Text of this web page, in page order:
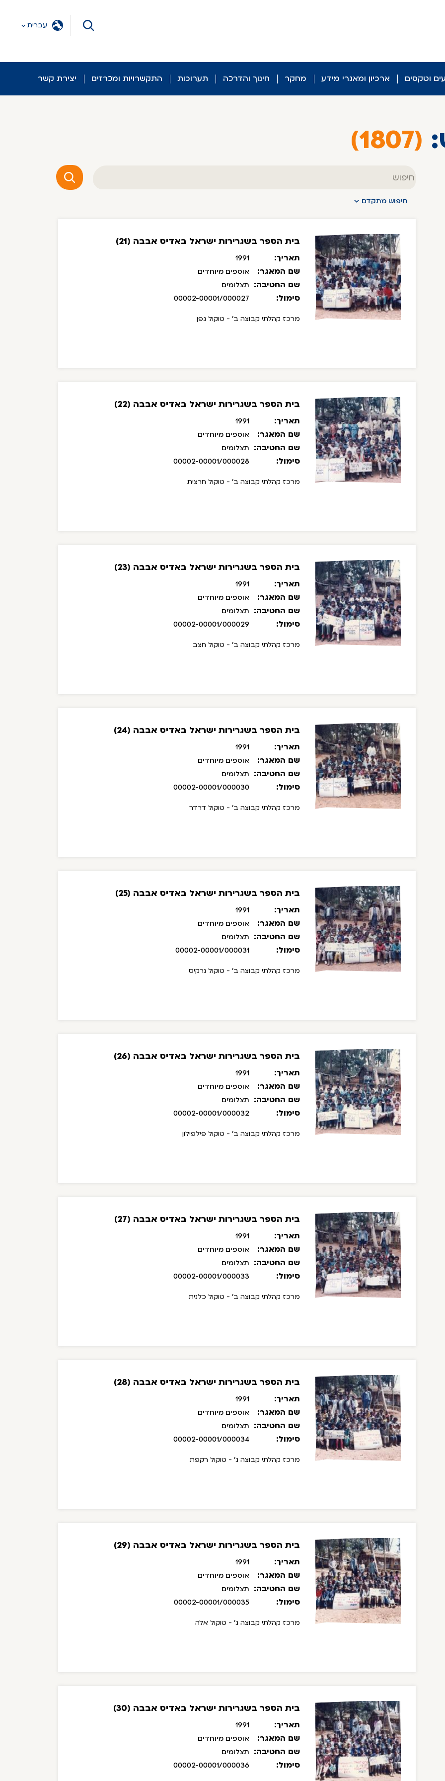
עברית
וטקסים ארכיון ומאגרי מידע מחקר חינוך והדרכה תערוכות התקשרויות ומכרזים יצירת קשר
(1807)
חופשי
חיפוש מתקדם
בית הספר בשגרירות ישראל באדיס אבבה (21)
תאריך: 1991
שם המאגר: אוספים מיוחדים
שם החטיבה: תצלומים
סימול: 00002-00001/000027
מרכז קהלתי קבוצה ב' - טוקול גפן
בית הספר בשגרירות ישראל באדיס אבבה (22)
תאריך: 1991
שם המאגר: אוספים מיוחדים
שם החטיבה: תצלומים
סימול: 00002-00001/000028
מרכז קהלתי קבוצה ב' - טוקול חרצית
בית הספר בשגרירות ישראל באדיס אבבה (23)
תאריך: 1991
שם המאגר: אוספים מיוחדים
שם החטיבה: תצלומים
סימול: 00002-00001/000029
מרכז קהלתי קבוצה ב' - טוקול חצב
בית הספר בשגרירות ישראל באדיס אבבה (24)
תאריך: 1991
שם המאגר: אוספים מיוחדים
שם החטיבה: תצלומים
סימול: 00002-00001/000030
מרכז קהלתי קבוצה ב' - טוקול דרדר
בית הספר בשגרירות ישראל באדיס אבבה (25)
תאריך: 1991
שם המאגר: אוספים מיוחדים
שם החטיבה: תצלומים
סימול: 00002-00001/000031
מרכז קהלתי קבוצה ב' - טוקול נרקיס
בית הספר בשגרירות ישראל באדיס אבבה (26)
תאריך: 1991
שם המאגר: אוספים מיוחדים
שם החטיבה: תצלומים
סימול: 00002-00001/000032
מרכז קהלתי קבוצה ב' - טוקול פילפילון
בית הספר בשגרירות ישראל באדיס אבבה (27)
תאריך: 1991
שם המאגר: אוספים מיוחדים
שם החטיבה: תצלומים
סימול: 00002-00001/000033
מרכז קהלתי קבוצה ב' - טוקול כלנית
בית הספר בשגרירות ישראל באדיס אבבה (28)
תאריך: 1991
שם המאגר: אוספים מיוחדים
שם החטיבה: תצלומים
סימול: 00002-00001/000034
מרכז קהלתי קבוצה ג' - טוקול רקפת
בית הספר בשגרירות ישראל באדיס אבבה (29)
תאריך: 1991
שם המאגר: אוספים מיוחדים
שם החטיבה: תצלומים
סימול: 00002-00001/000035
מרכז קהלתי קבוצה ג' - טוקול אלה
בית הספר בשגרירות ישראל באדיס אבבה (30)
תאריך: 1991
שם המאגר: אוספים מיוחדים
שם החטיבה: תצלומים
סימול: 00002-00001/000036